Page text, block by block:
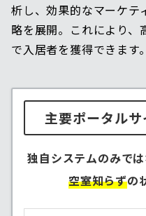
析し、効果的なマーケテ
略を展開。これにより、
で入居者を獲得できます。
主要ポータルサ
独自システムのみで
空室知らずの